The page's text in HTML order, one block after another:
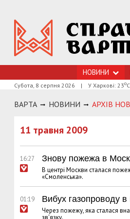
НОВИНИ
Субота, 8 серпня 2026 | У Харкові: 23оС
ВАРТА НОВИНИ АРХIВ
11 травня 2009
16:27 Знову пожежа в
В центрі Москви сталася
«Смоленська».
01:19 Вибух газопроводу
Через пожежу, яка сталася
зв'язку.